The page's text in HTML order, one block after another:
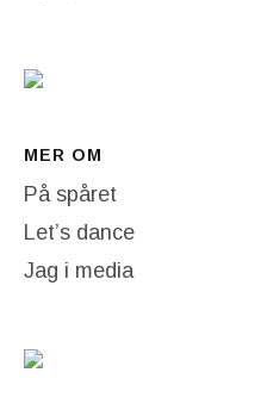
MER OM
På spåret
Let’s dance
Jag i media